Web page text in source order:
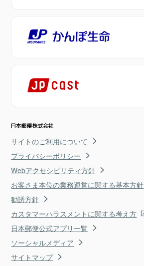
サイトのご利用について
プライバシーポリシー
Webアクセシビリティ方針
お客さま本位の業務運営に関する基本方針
勧誘方針
カスタマーハラスメントに関する考え方
日本郵便公式アプリ一覧
ソーシャルメディア
サイトマップ